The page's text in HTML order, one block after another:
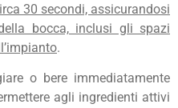
30 secondi, assicurandosi
bocca, inclusi gli spazi
.
o bere immediatamente
agli ingredienti attivi